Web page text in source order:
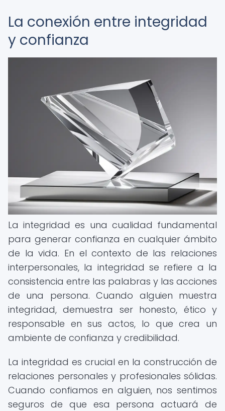
La conexión entre integridad
y confianza
La integridad es una cualidad fundamental
para generar confianza en cualquier ámbito
de la vida. En el contexto de las relaciones
interpersonales, la integridad se refiere a la
consistencia entre las palabras y las acciones
de una persona. Cuando alguien muestra
integridad, demuestra ser honesto, ético y
responsable en sus actos, lo que crea un
ambiente de confianza y credibilidad.
La integridad es crucial en la construcción de
relaciones personales y profesionales sólidas.
Cuando confiamos en alguien, nos sentimos
seguros de que esa persona actuará de